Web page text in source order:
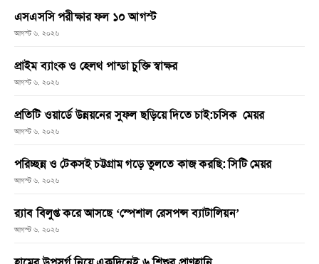
এসএসসি পরীক্ষার ফল ১০ আগস্ট
আগস্ট ৬, ২০২৬
প্রাইম ব্যাংক ও হেলথ পান্ডা চুক্তি স্বাক্ষর
আগস্ট ৬, ২০২৬
প্রতিটি ওয়ার্ডে উন্নয়নের সুফল ছড়িয়ে দিতে চাই:চসিক মেয়র
আগস্ট ৬, ২০২৬
পরিচ্ছন্ন ও টেকসই চট্টগ্রাম গড়ে তুলতে কাজ করছি: সিটি মেয়র
আগস্ট ৬, ২০২৬
র‌্যাব বিলুপ্ত করে আসছে ‘স্পেশাল রেসপন্স ব্যাটালিয়ন’
আগস্ট ৬, ২০২৬